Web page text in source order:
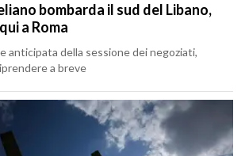
bombarda il sud del Libano,
a Roma
anticipata della sessione dei negoziati,
a breve